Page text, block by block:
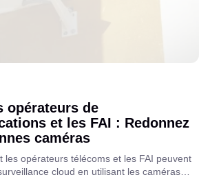
opérateurs de
et les FAI : Redonnez
caméras
les opérateurs télécoms et les FAI peuvent
cloud en utilisant les caméras